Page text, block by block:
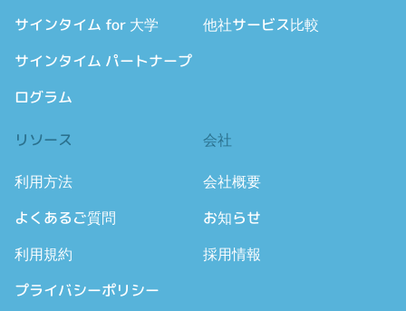
サインタイム for 大学
サインタイム パートナープ
ログラム
他社サービス比較
リソース
利用方法
よくあるご質問
利用規約
プライバシーポリシー
会社
会社概要
お知らせ
採用情報